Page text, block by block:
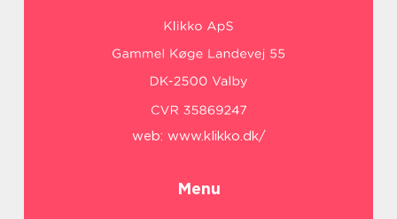
web: www.klikko.dk/
Menu